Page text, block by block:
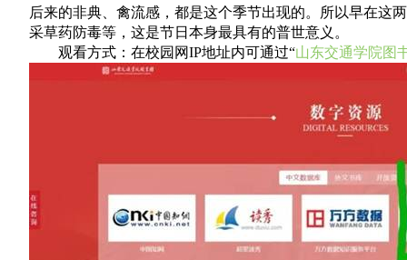
后来的非典、禽流感，都是这个季节出现的。所以早在这
采草药防毒等，这是节日本身最具有的普世意义。
观看方式： 在校园网IP地址内可通过“山东交通学院